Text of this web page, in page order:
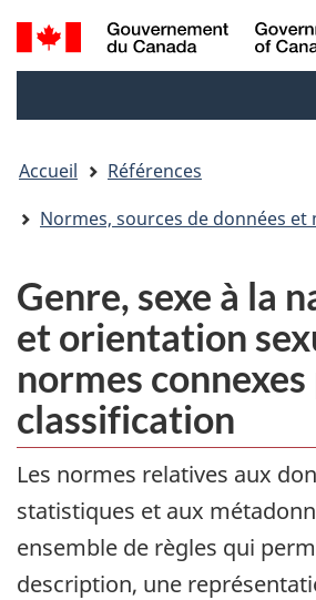
Aller
au
Aller
au
Passer
à
Recherche
et
Accueil
Références
Normes, sources de données et
Genre, sexe à la
et orientation
normes
classification
Les normes relatives aux
statistiques et aux
ensemble de règles qui
description, une